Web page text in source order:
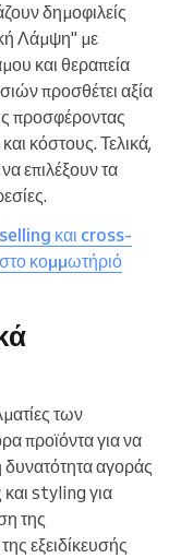
δημοφιλείς
Λάμψη" με
και θεραπεία
προσθέτει αξία
προσφέροντας
κόστους. Τελικά,
επιλέξουν τα
και cross-
κομμωτήριό
των
προϊόντα για να
αγοράς
και styling για
της
εξειδίκευσής